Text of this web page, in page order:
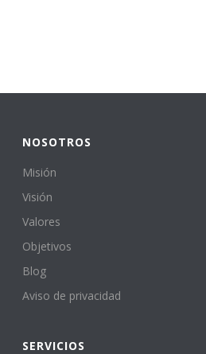
NOSOTROS
Misión
Visión
Valores
Objetivos
Blog
Aviso de privacidad
SERVICIOS